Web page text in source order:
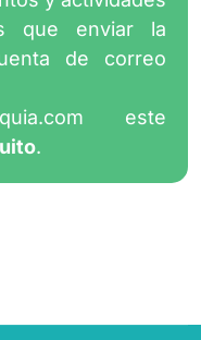
que enviar la
de correo
este
.